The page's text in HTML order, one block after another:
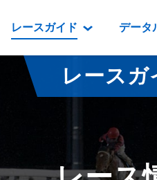
レースガイド
レース情報
払戻金一覧
データ
ルーム
騎手・調教師紹介
路調教映像
レースガ